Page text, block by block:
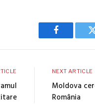
Facebook
NEXT ARTICLE
Moldova
România